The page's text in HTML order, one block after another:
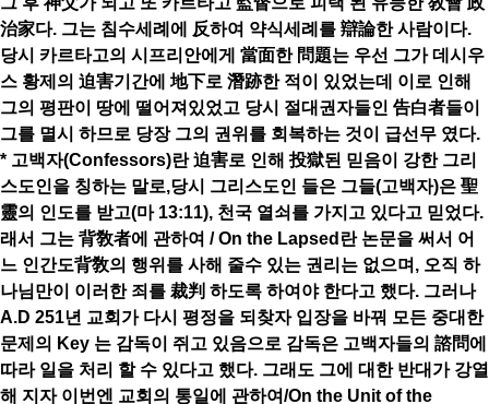
治家다. 그는 침수세례에 反하여 약식세례를 辯論한 사람이다.
당시 카르타고의 시프리안에게 當面한 問題는 우선 그가 데시우
스 황제의 迫害기간에 地下로 潛跡한 적이 있었는데 이로 인해
그의 평판이 땅에 떨어져있었고 당시 절대권자들인 告白者들이
그를 멸시 하므로 당장 그의 권위를 회복하는 것이 급선무 였다.
* 고백자(Confessors)란 迫害로 인해 投獄된 믿음이 강한 그리
스도인을 칭하는 말로,당시 그리스도인 들은 그들(고백자)은 聖
靈의 인도를 받고(마 13:11), 천국 열쇠를 가지고 있다고 믿었다.
래서 그는 背敎者에 관하여 / On the Lapsed란 논문을 써서 어
느 인간도背敎의 행위를 사해 줄수 있는 권리는 없으며, 오직 하
나님만이 이러한 죄를 裁判 하도록 하여야 한다고 했다. 그러나
A.D 251년 교회가 다시 평정을 되찾자 입장을 바꿔 모든 중대한
문제의 Key 는 감독이 쥐고 있음으로 감독은 고백자들의 諮問에
따라 일을 처리 할 수 있다고 했다. 그래도 그에 대한 반대가 강열
해 지자 이번엔 교회의 통일에 관하여/On the Unit of the